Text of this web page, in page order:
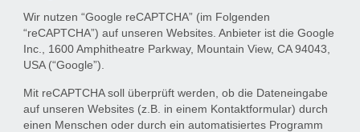
Wir nutzen “Google reCAPTCHA” (im Folgenden
“reCAPTCHA”) auf unseren Websites. Anbieter ist die Google
Inc., 1600 Amphitheatre Parkway, Mountain View, CA 94043,
USA (“Google”).
Mit reCAPTCHA soll überprüft werden, ob die Dateneingabe
auf unseren Websites (z.B. in einem Kontaktformular) durch
einen Menschen oder durch ein automatisiertes Programm